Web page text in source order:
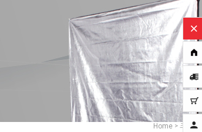
Home > 조명장비